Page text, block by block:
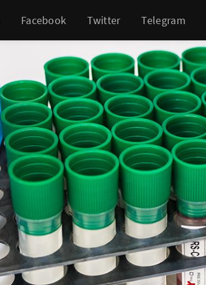
Facebook Twitter Telegram